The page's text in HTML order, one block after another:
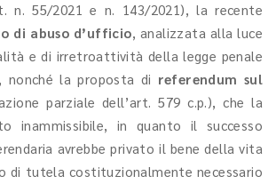
n. 55/2021 e n. 143/2021), la recente
di abuso d’ufficio, analizzata alla luce
e di irretroattività della legge penale
nonché la proposta di referendum sul
parziale dell’art. 579 c.p.), che la
inammissibile, in quanto il successo
avrebbe privato il bene della vita
di tutela costituzionalmente necessario